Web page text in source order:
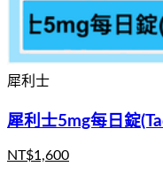
犀利士
犀利士5mg每日錠
NT$1,600